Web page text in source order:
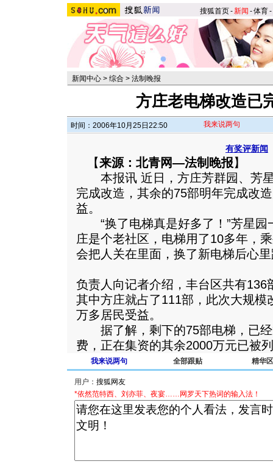
搜狐首页-新闻 -体育-
新闻中心 > 综合 > 法制晚报
方庄老电梯改造已
时间：2006年10月25日22:50 我来说两句
有奖评新闻
【来源：北青网—法制晚报】
本报讯 近日，方庄芳群园、芳星
完成改造，其余的75部明年完成改
益。
“换了电梯真是好多了！”芳星园
庄是个老社区，电梯用了10多年，
会把人关在里面，换了新电梯后心
负责人向记者介绍，丰台区共有136
其中方庄就占了111部，此次大规模
万多居民受益。
据了解，剩下的75部电梯，已经
费，正在集资的其余2000万元已被
我来说两句 全部跟贴 精华区
用户：
*依然范特西、刘亦菲、夜宴……网罗天下热词的输入法！